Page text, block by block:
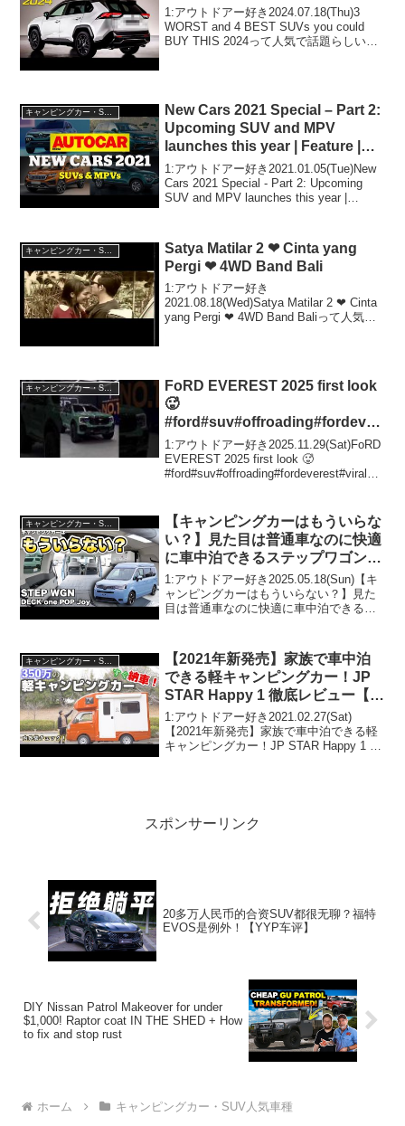
1:アウトドアー好き2024.07.18(Thu)3
WORST and 4 BEST SUVs you could
BUY THIS 2024って人気で話題らしい
キャンピングカー・SUV人気車種
New Cars 2021 Special – Part 2:
Upcoming SUV and MPV
launches this year | Feature |
Autocar India
1:アウトドアー好き2021.01.05(Tue)New
Cars 2021 Special - Part 2: Upcoming
SUV and MPV launches this year |
Satya Matilar 2 ❤ Cinta yang
Pergi ❤ 4WD Band Bali
1:アウトドアー好き
2021.08.18(Wed)Satya Matilar 2 ❤ Cinta
yang Pergi ❤ 4WD Band Baliって人気で
キャンピングカー・SUV人気車種
FoRD EVEREST 2025 first look
🥵
#ford#suv#offroading#fordever
est#viral#clip
1:アウトドアー好き2025.11.29(Sat)FoRD
EVEREST 2025 first look 🥵
#ford#suv#offroading#fordeverest#viral#cl
【キャンピングカーはもういらな
い？】見た目は普通車なのに快適
に車中泊できるステップワゴンキ
ャンパーをレビュー！【ホワイト
ハウスキャンパー】
1:アウトドアー好き2025.05.18(Sun)【キ
ャンピングカーはもういらない？】見た
目は普通車なのに快適に車中泊できるス
で話題らしいぞ、見逃さないで！！2:ア
ウトド...
キャンピングカー・SUV人気車種
【2021年新発売】家族で車中泊
できる軽キャンピングカー！JP
STAR Happy 1 徹底レビュー【内
外装チェック編】
1:アウトドアー好き2021.02.27(Sat)
【2021年新発売】家族で車中泊できる軽
キャンピングカー！JP STAR Happy 1 徹
スポンサーリンク
20多万人民币的合资SUV都很无聊？福特
EVOS是例外！【YYP车评】
DIY Nissan Patrol Makeover for under
$1,000! Raptor coat IN THE SHED + How
to fix and stop rust
ホーム キャンピングカー・SUV人気車種